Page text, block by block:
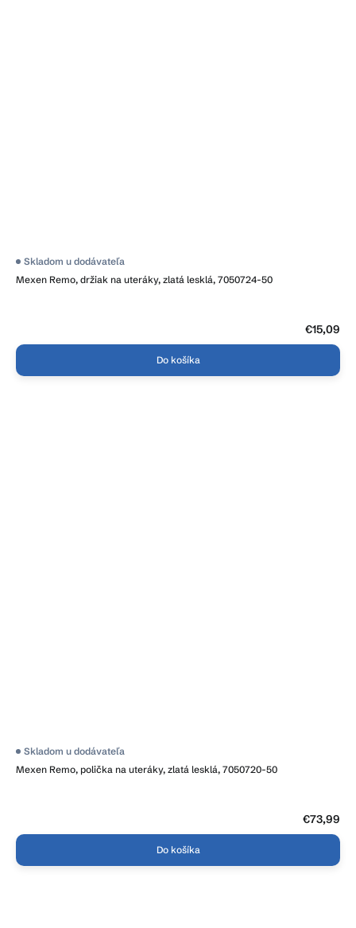
Mexen Remo, držiak na uteráky, zlatá lesklá, 7050724-50
Skladom u dodávateľa
€15,09
Do košíka
Mexen Remo, polička na uteráky, zlatá lesklá, 7050720-50
Skladom u dodávateľa
€73,99
Do košíka